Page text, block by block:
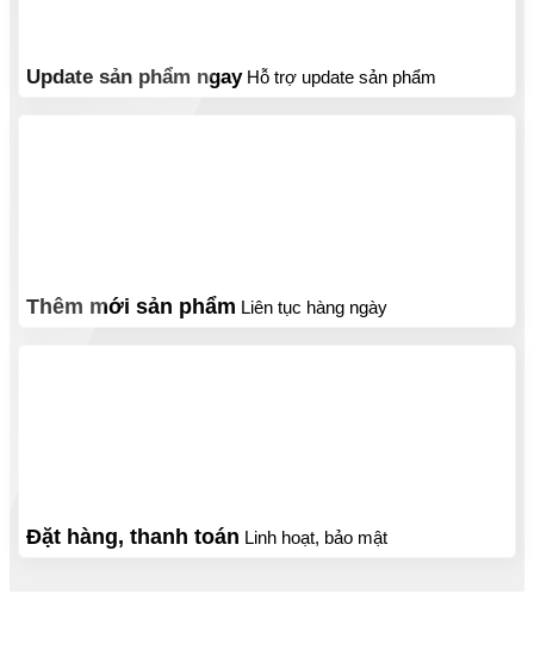
Update sản phẩm ngayHỗ trợ update sản phẩm
Thêm mới sản phẩm Liên tục hàng ngày
Đặt hàng, thanh toán Linh hoạt, bảo mật